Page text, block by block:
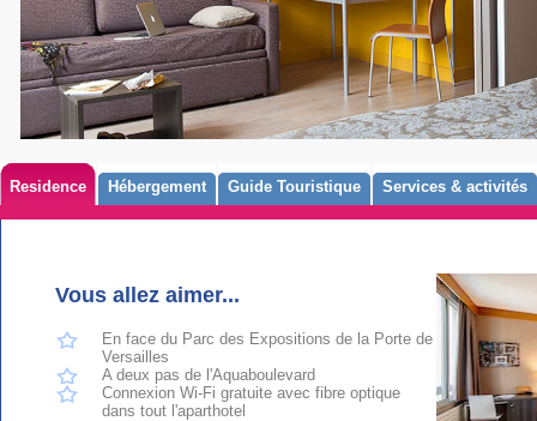
Residence Hébergement Guide Touristique Services & activités
Vous allez aimer...
En face du Parc des Expositions de la Porte de
Versailles
A deux pas de l'Aquaboulevard
Connexion Wi-Fi gratuite avec fibre optique
dans tout l'aparthotel